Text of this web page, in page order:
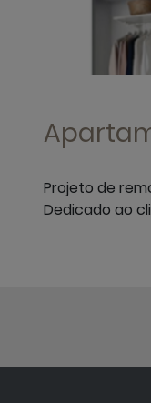
Projeto de
Dedicado ao